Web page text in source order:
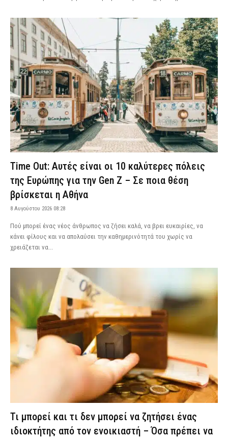
Time Out: Αυτές είναι οι 10 καλύτερες πόλεις
της Ευρώπης για την Gen Z – Σε ποια θέση
βρίσκεται η Αθήνα
8 Αυγούστου 2026 08:28
Πού μπορεί ένας νέος άνθρωπος να ζήσει καλά, να βρει ευκαιρίες, να
κάνει φίλους και να απολαύσει την καθημερινότητά του χωρίς να
χρειάζεται να...
Τι μπορεί και τι δεν μπορεί να ζητήσει ένας
ιδιοκτήτης από τον ενοικιαστή – Όσα πρέπει να